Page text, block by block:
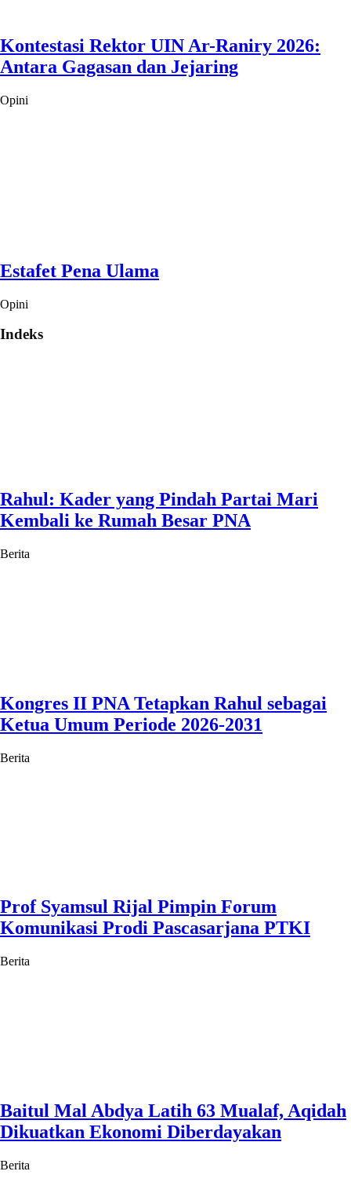
Kontestasi Rektor UIN Ar-Raniry 2026:
Antara Gagasan dan Jejaring
Opini
Estafet Pena Ulama
Opini
Indeks
Rahul: Kader yang Pindah Partai Mari
Kembali ke Rumah Besar PNA
Berita
Kongres II PNA Tetapkan Rahul sebagai
Ketua Umum Periode 2026-2031
Berita
Prof Syamsul Rijal Pimpin Forum
Komunikasi Prodi Pascasarjana PTKI
Berita
Baitul Mal Abdya Latih 63 Mualaf, Aqidah
Dikuatkan Ekonomi Diberdayakan
Berita